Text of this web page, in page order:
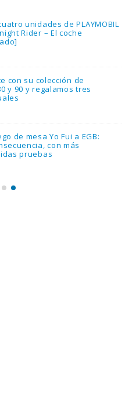
unidades de PLAYMOBIL
Rider – El coche
con su colección de
y 90 y regalamos tres
de mesa Yo Fui a EGB:
con más
pruebas